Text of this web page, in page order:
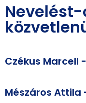
Czékus Marcell
Mészáros